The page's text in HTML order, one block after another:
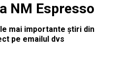
NM Espresso
mai importante știri din
pe emailul dvs